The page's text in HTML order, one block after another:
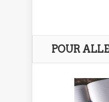
POUR